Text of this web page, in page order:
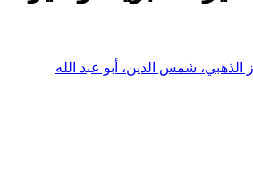
الذهبي، شمس الدين، أبو عبد الله